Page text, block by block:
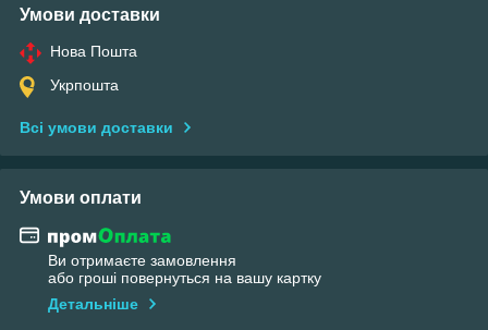
Умови доставки
Нова Пошта
Укрпошта
Всі умови доставки
Умови оплати
Ви отримаєте замовлення
або гроші повернуться на вашу картку
Детальніше